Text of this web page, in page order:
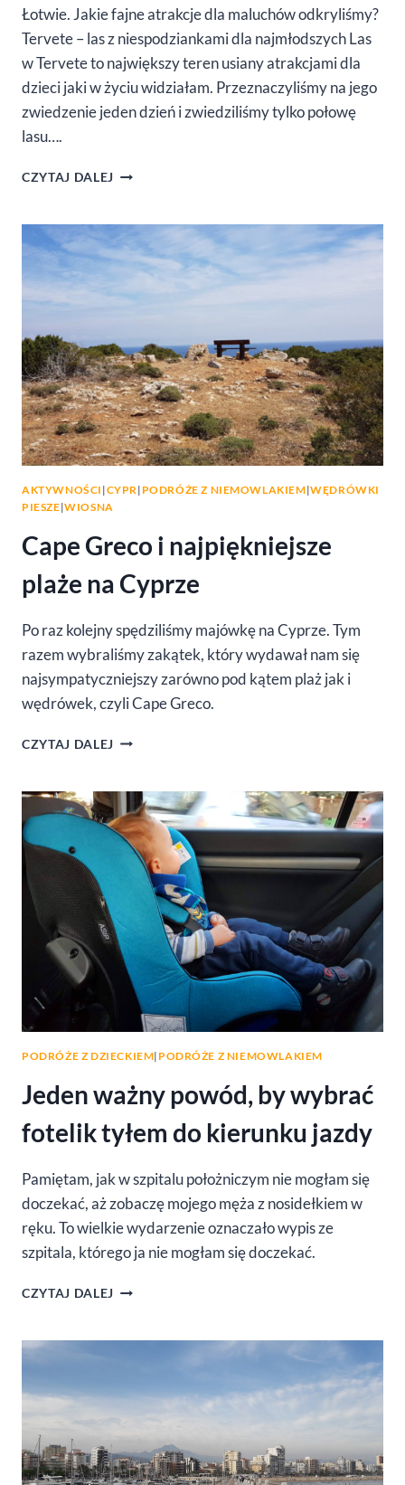
Łotwie. Jakie fajne atrakcje dla maluchów odkryliśmy?
Tervete – las z niespodziankami dla najmłodszych Las
w Tervete to największy teren usiany atrakcjami dla
dzieci jaki w życiu widziałam. Przeznaczyliśmy na jego
zwiedzenie jeden dzień i zwiedziliśmy tylko połowę
lasu….
CZYTAJ DALEJ ATRAKCJE
NA
ŁOTWIE
AKTYWNOŚCI |CYPR | PODRÓŻE Z NIEMOWLAKIEM|WĘDRÓWKI
PIESZE|WIOSNA
Cape Greco i najpiękniejsze
plaże na Cyprze
Po raz kolejny spędziliśmy majówkę na Cyprze. Tym
razem wybraliśmy zakątek, który wydawał nam się
najsympatyczniejszy zarówno pod kątem plaż jak i
wędrówek, czyli Cape Greco.
CZYTAJ DALEJ CAPE
NAJPIĘKNIEJSZE
PLAŻE
NA
CYPRZE
PODRÓŻE Z DZIECKIEM| PODRÓŻE Z NIEMOWLAKIEM
Jeden ważny powód, by wybrać
fotelik tyłem do kierunku jazdy
Pamiętam, jak w szpitalu położniczym nie mogłam się
doczekać, aż zobaczę mojego męża z nosidełkiem w
ręku. To wielkie wydarzenie oznaczało wypis ze
szpitala, którego ja nie mogłam się doczekać.
CZYTAJ DALEJ JEDEN
BY
TYŁEM
KIERUNKU
JAZDY